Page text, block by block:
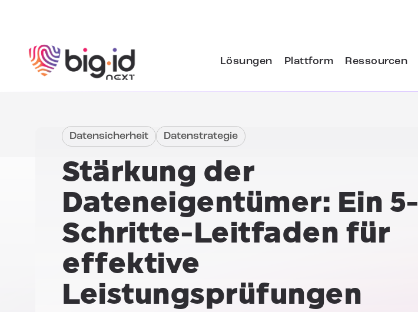
Lösungen Plattform Ressourcen
Datensicherheit Datenstrategie
Stärkung der
Dateneigentümer: Ein 5-
Schritte-Leitfaden für
effektive
Leistungsprüfungen